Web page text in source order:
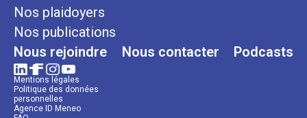
Nos plaidoyers
Nos publications
Nous rejoindre Nous contacter Podcasts
Mentions légales
Politique des données
personnelles
Agence ID Meneo